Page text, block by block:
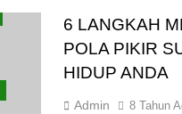
6 LANGKAH
POLA PIKIR
HIDUP ANDA
Admin 8 Tahun